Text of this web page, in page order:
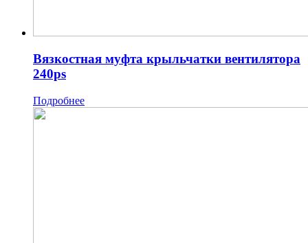
Вязкостная муфта крыльчатки вентилятора
240ps
Подробнее